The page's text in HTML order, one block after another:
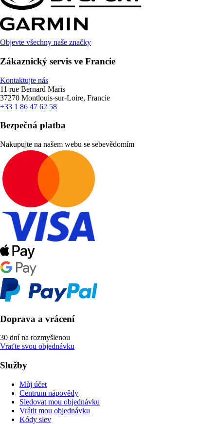
Objevte všechny naše značky
Zákaznický servis ve Francie
Kontaktujte nás
11 rue Bernard Maris
37270 Montlouis-sur-Loire, Francie
+33 1 86 47 62 58
Bezpečná platba
Nakupujte na našem webu se sebevědomím
Doprava a vrácení
30 dní na rozmyšlenou
Vraťte svou objednávku
Služby
Můj účet
Centrum nápovědy
Sledovat mou objednávku
Vrátit mou objednávku
Kódy slev